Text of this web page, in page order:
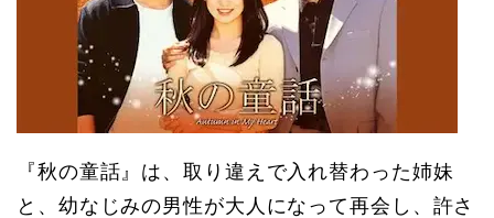
『秋の童話』は、取り違えで入れ替わった姉妹
と、幼なじみの男性が大人になって再会し、許さ